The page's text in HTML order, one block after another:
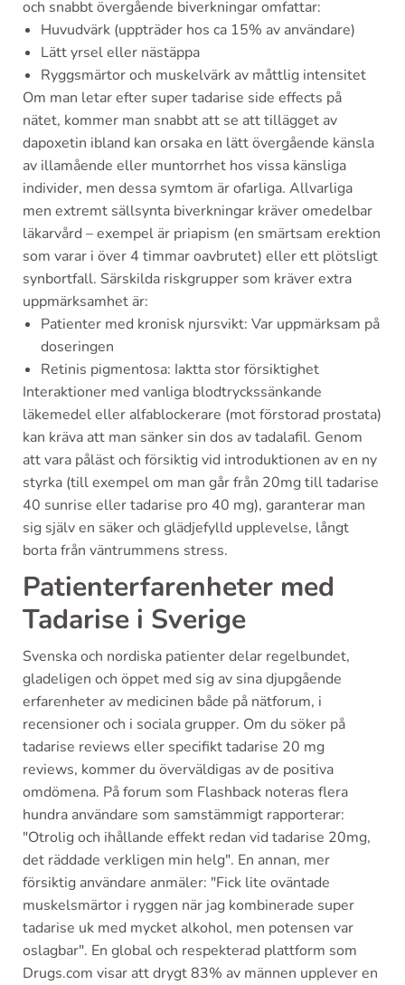
och snabbt övergående biverkningar omfattar:
Huvudvärk (uppträder hos ca 15% av användare)
Lätt yrsel eller nästäppa
Ryggsmärtor och muskelvärk av måttlig intensitet
Om man letar efter super tadarise side effects på
nätet, kommer man snabbt att se att tillägget av
dapoxetin ibland kan orsaka en lätt övergående känsla
av illamående eller muntorrhet hos vissa känsliga
individer, men dessa symtom är ofarliga. Allvarliga
men extremt sällsynta biverkningar kräver omedelbar
läkarvård – exempel är priapism (en smärtsam erektion
som varar i över 4 timmar oavbrutet) eller ett plötsligt
synbortfall. Särskilda riskgrupper som kräver extra
uppmärksamhet är:
Patienter med kronisk njursvikt: Var uppmärksam på
doseringen
Retinis pigmentosa: Iaktta stor försiktighet
Interaktioner med vanliga blodtryckssänkande
läkemedel eller alfablockerare (mot förstorad prostata)
kan kräva att man sänker sin dos av tadalafil. Genom
att vara påläst och försiktig vid introduktionen av en ny
styrka (till exempel om man går från 20mg till tadarise
40 sunrise eller tadarise pro 40 mg), garanterar man
sig själv en säker och glädjefylld upplevelse, långt
borta från väntrummens stress.
Patienterfarenheter med
Tadarise i Sverige
Svenska och nordiska patienter delar regelbundet,
gladeligen och öppet med sig av sina djupgående
erfarenheter av medicinen både på nätforum, i
recensioner och i sociala grupper. Om du söker på
tadarise reviews eller specifikt tadarise 20 mg
reviews, kommer du överväldigas av de positiva
omdömena. På forum som Flashback noteras flera
hundra användare som samstämmigt rapporterar:
"Otrolig och ihållande effekt redan vid tadarise 20mg,
det räddade verkligen min helg". En annan, mer
försiktig användare anmäler: "Fick lite oväntade
muskelsmärtor i ryggen när jag kombinerade super
tadarise uk med mycket alkohol, men potensen var
oslagbar". En global och respekterad plattform som
Drugs.com visar att drygt 83% av männen upplever en